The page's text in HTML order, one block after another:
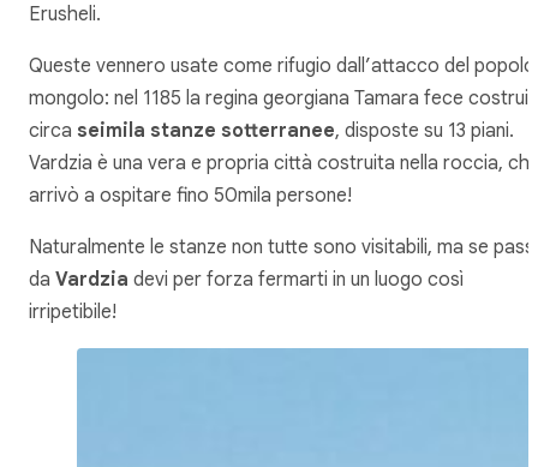
Erusheli.
Queste vennero usate come rifugio dall’attacco del popolo
mongolo: nel 1185 la regina georgiana Tamara fece
circa seimila stanze sotterranee, disposte su 13 piani.
Vardzia è una vera e propria città costruita nella roccia,
arrivò a ospitare fino 50mila persone!
Naturalmente le stanze non tutte sono visitabili, ma se passi
da Vardzia devi per forza fermarti in un luogo così
irripetibile!